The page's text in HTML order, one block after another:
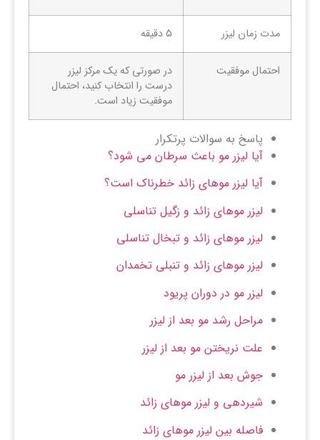
مدت زمان لیزر 5 دقیقه
احتمال موفقیت
در صورتی که یک مرکز لیزر
درست را انتخاب کنید، احتمال
موفقیت زیاد است.
پاسخ به سوالات پرتکرار
آیا لیزر مو باعث سرطان می شود؟
آیا لیزر موهای زائد خطرناک است؟
لیزر موهای زائد و زگیل تناسلی
لیزر موهای زائد و تبخال تناسلی
لیزر موهای زائد و تنبلی تخمدان
لیزر مو در دوران پریود
مراحل رشد مو بعد از لیزر
علت نریختن مو بعد از لیزر
جوش بعد از لیزر مو
شیردهی و لیزر موهای زائد
فاصله بین لیزر موهای زائد